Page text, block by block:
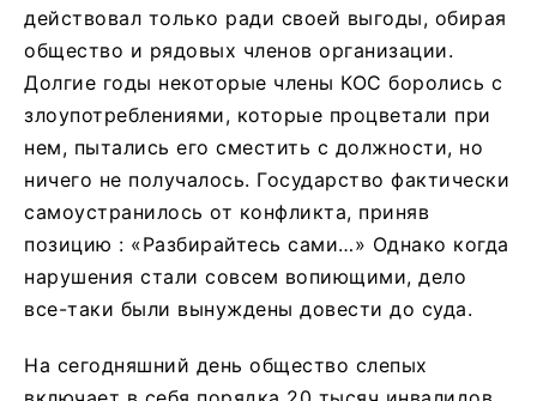
действовал только ради своей выгоды, обирая
общество и рядовых членов организации.
Долгие годы некоторые члены КОС боролись с
злоупотреблениями, которые процветали при
нем, пытались его сместить с должности, но
ничего не получалось. Государство фактически
самоустранилось от конфликта, приняв
позицию : «Разбирайтесь сами…» Однако когда
нарушения стали совсем вопиющими, дело
все-таки были вынуждены довести до суда.
На сегодняшний день общество слепых